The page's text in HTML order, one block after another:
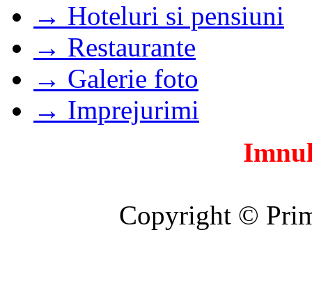
→ Hoteluri si pensiuni
→ Restaurante
→ Galerie foto
→ Imprejurimi
Copyright ©